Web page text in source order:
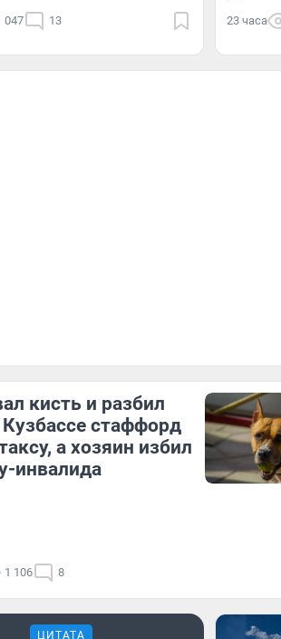
047 13 23 часа
кисть и разбил
Кузбассе стаффорд
а хозяин избил
инвалида
1 106 8
ЦИТАТА